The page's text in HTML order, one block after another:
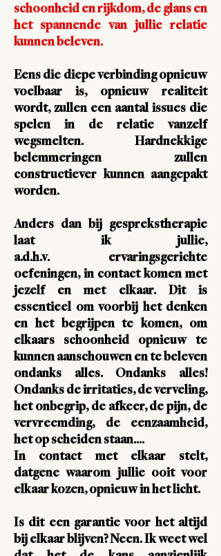
schoonheid en rijkdom, de glans en
het spannende van jullie relatie
kunnen beleven.
Eens die diepe verbinding opnieuw
voelbaar is, opnieuwrealiteit
wordt, zullen een aantal issues die
spelen in de relatie vanzelf
wegsmelten. Hardnekkige
belemmeringen zullen
constructiever kunnen aangepakt
worden.
Anders dan bij gesprekstherapie
laat ik jullie,
a.d.h.v. ervaringsgerichte
oefeningen, in contact komen met
jezelf en met elkaar. Dit is
essentieel om voorbij het denken
en het begrijpen te komen,om
elkaars schoonheid opnieuw te
kunnen aanschouwen en te beleven
ondanks alles. Ondanks alles!
Ondanks de irritaties, de verveling,
het onbegrip, de afkeer, de pijn, de
vervreemding, de eenzaamheid,
het op scheiden staan….
In contact met elkaarstelt,
datgene waarom jullie ooit voor
elkaar kozen, opnieuw in het licht.
Is dit een garantie voor het altijd
bij elkaar blijven?Neen. Ik weet wel